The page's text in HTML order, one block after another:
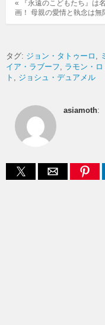
« 『永遠のこどもたち』は
画！ 母親の愛情と執念は無
タグ: ジョン・タトゥーロ
イア・ラブーフ
ラモン・ロ
ト
ジョシュ・デュアメル
asiamoth: